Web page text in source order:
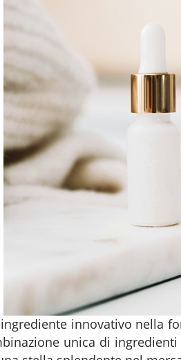
innovativo nella
unica di